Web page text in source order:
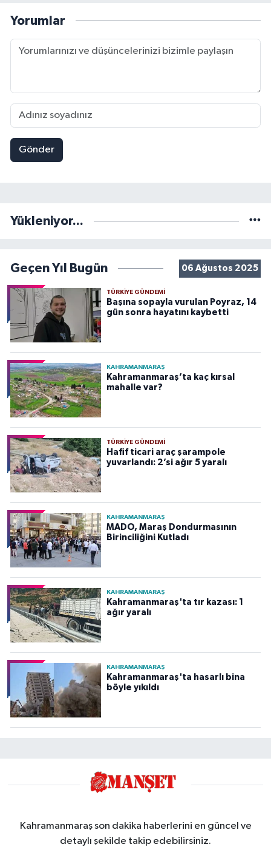
Yorumlar
Gönder
Yükleniyor...
Geçen Yıl Bugün 06 Ağustos 2025
TÜRKIYE GÜNDEMI
Başına sopayla vurulan Poyraz, 14
gün sonra hayatını kaybetti
KAHRAMANMARAŞ
Kahramanmaraş’ta kaç kırsal
mahalle var?
TÜRKIYE GÜNDEMI
Hafif ticari araç şarampole
yuvarlandı: 2’si ağır 5 yaralı
KAHRAMANMARAŞ
MADO, Maraş Dondurmasının
Birinciliğini Kutladı
KAHRAMANMARAŞ
Kahramanmaraş'ta tır kazası: 1
ağır yaralı
KAHRAMANMARAŞ
Kahramanmaraş'ta hasarlı bina
böyle yıkıldı
Kahramanmaraş son dakika haberlerini en güncel ve
detaylı şekilde takip edebilirsiniz.